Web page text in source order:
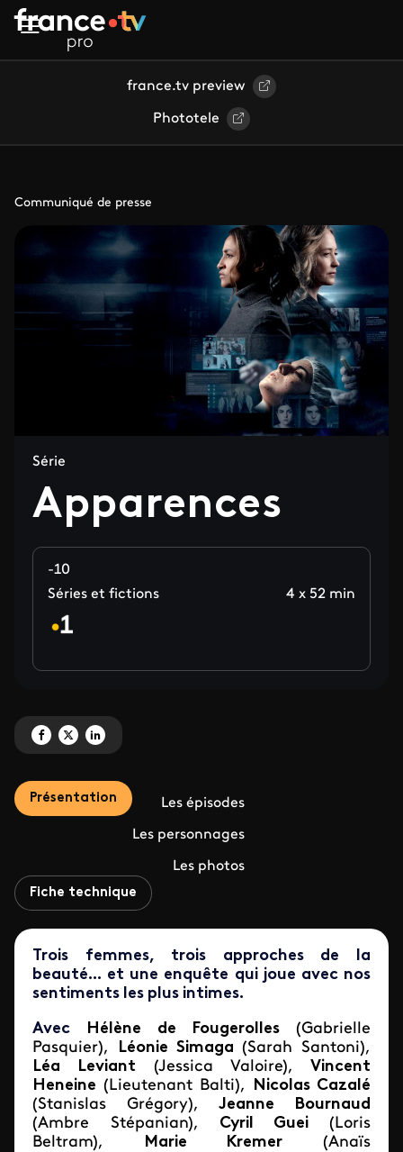
Aller au contenu principal
france.tv preview
Phototele
Communiqué de presse
Série
Apparences
-10
Séries et fictions
4 x 52 min
Partagez 'Apparences' sur Facebook
Partagez 'Apparences' sur X
Partagez 'Apparences' sur LinkedIn
Présentation Les épisodes
Les personnages
Les photos
Fiche technique
Trois femmes, trois approches de la
beauté... et une enquête qui joue avec nos
sentiments les plus intimes.
Avec Hélène de Fougerolles(Gabrielle
Pasquier),
Léonie Simaga (Sarah Santoni),
Léa Leviant (Jessica Valoire),
Vincent
Heneine (Lieutenant Balti),
Nicolas Cazalé
(Stanislas Grégory),Jeanne Bournaud
(Ambre Stépanian), Cyril Guei (Loris
Beltram),
Marie Kremer (Anaïs